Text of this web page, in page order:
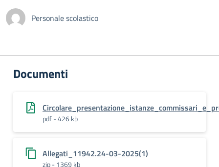
Personale scolastico
Documenti
pdf - 426 kb
Allegati_11942.24-03-2025(1)
zip - 1369 kb